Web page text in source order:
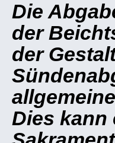
Die
der
der
Dies kann